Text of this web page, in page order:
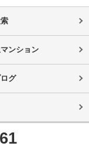
ンション
グ